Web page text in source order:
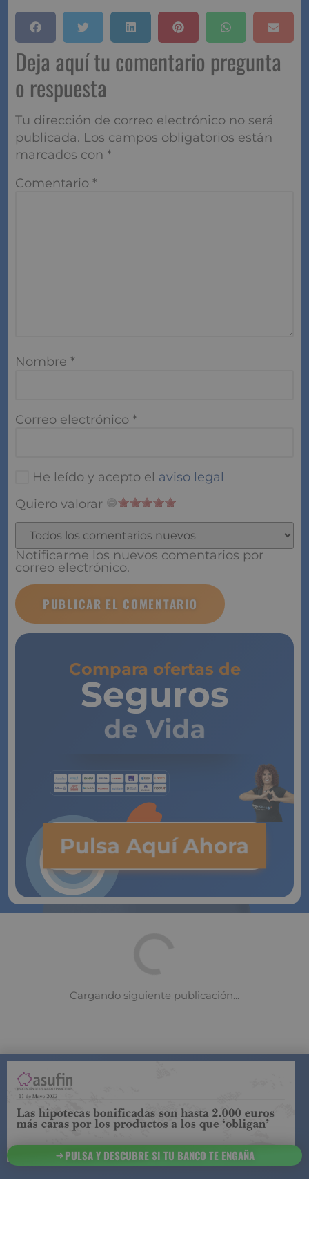
Deja aquí tu comentario pregunta
o respuesta
Tu dirección de correo electrónico no será
publicada. Los campos obligatorios están
marcados con *
Comentario *
Nombre *
Correo electrónico *
He leído y acepto el aviso legal
Quiero valorar
Notificarme los nuevos comentarios por
correo electrónico.
Compara ofertas de
Seguros
de Vida
Pulsa Aquí Ahora
COMPARADOR DE SEGUROS DE VIDASUJETO A LA
REGULACIÓN DE LA DIRECCIÓN GENERAL DE
SEGUROS
ESTA ES LAINFORMACIÓNSOBRE
91 218 93 299 Contacto
PULSA Y DESCUBRE SI TU BANCO TE ENGAÑA